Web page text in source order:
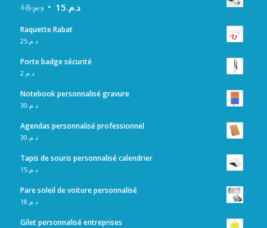
د.م.18 د.م.15
Raquette Rabat
د.م.25
Porte badge sécurité
د.م. 2
Notebook personnalisé gravure
د.م. 30
Agendas personnalisé professionnel
د.م. 30
Tapis de souris personnalisé calendrier
د.م.15
Pare soleil de voiture personnalisé
د.م. 18
Gilet personnalisé entreprises